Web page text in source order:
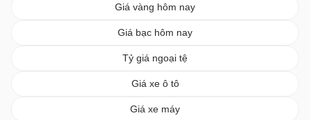
Giá vàng hôm nay
Giá bạc hôm nay
Tỷ giá ngoại tệ
Giá xe ô tô
Giá xe máy